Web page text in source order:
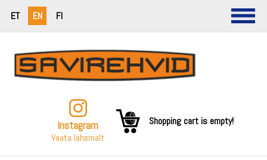
ET EN FI
Instagram
Vaata lähemalt
Shopping cart is empty!